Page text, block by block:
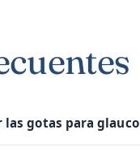
gotas para